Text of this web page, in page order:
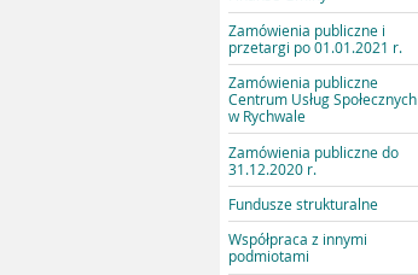
Zamówienia publiczne i
przetargi po 01.01.2021 r.
Zamówienia publiczne
Centrum Usług Społecznych
w Rychwale
Zamówienia publiczne do
31.12.2020 r.
Fundusze strukturalne
Współpraca z innymi
podmiotami